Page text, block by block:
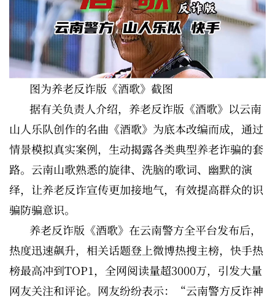
图为养老反诈版《酒歌》截图
据有关负责人介绍，养老反诈版《酒歌》以云南
山人乐队创作的名曲《酒歌》为底本改编而成，通过
情景模拟真实案例，生动揭露各类典型养老诈骗的套
路。云南山歌熟悉的旋律、洗脑的歌词、幽默的演
绎，让养老反诈宣传更加接地气，有效提高群众的识
骗防骗意识。
养老反诈版《酒歌》在云南警方全平台发布后，
热度迅速飙升，相关话题登上微博热搜主榜，快手热
榜最高冲到TOP1，全网阅读量超3000万，引发大量
网友关注和评论。网友纷纷表示：“云南警方反诈神